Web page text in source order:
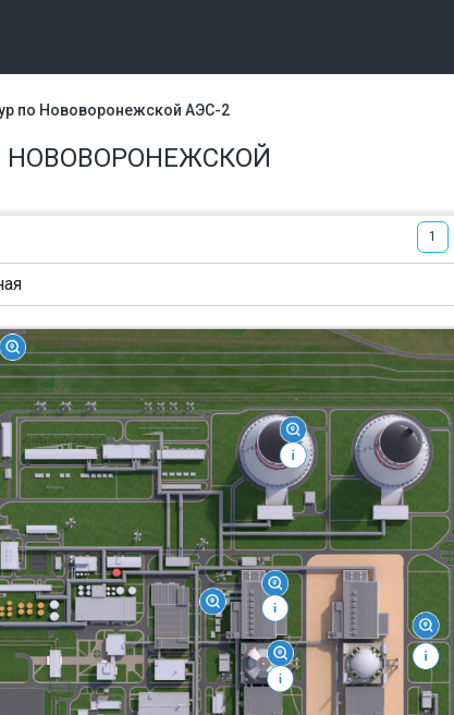
по Нововоронежской АЭС-2
НОВОВОРОНЕЖСКОЙ
1